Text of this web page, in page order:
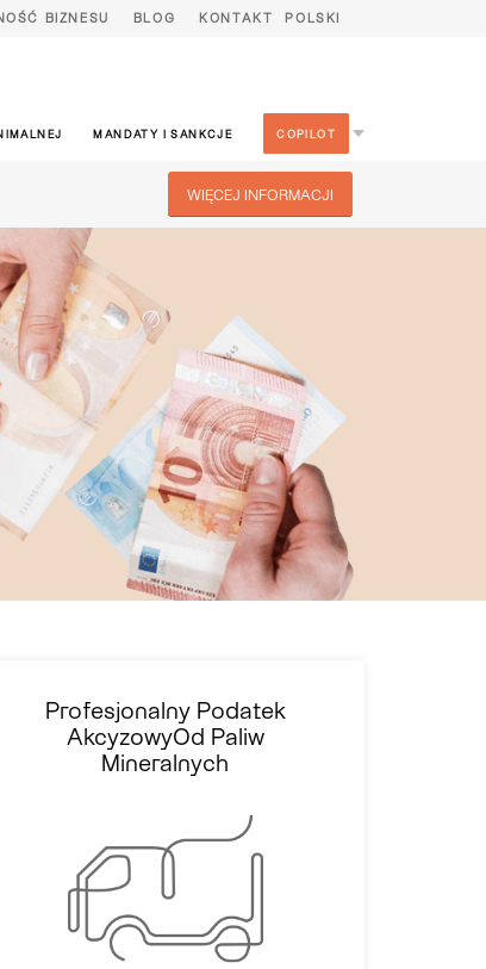
BIZNESU BLOG KONTAKT POLSKI
MANDATY I SANKCJE COPILOT
WIĘCEJ INFORMACJI
Profesjonalny Podatek
AkcyzowyOd Paliw
Mineralnych